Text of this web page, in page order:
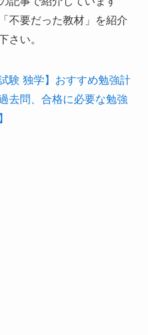
不要だった教材」を紹介
さい。
験 独学】おすすめ勉強計
去問、合格に必要な勉強